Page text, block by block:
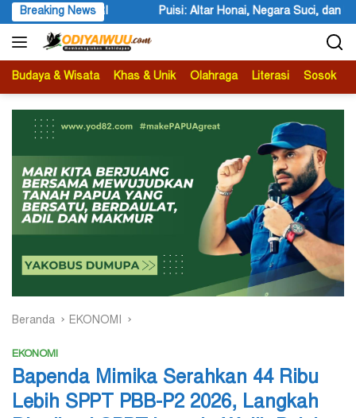
Langsung
ke
konten
Breaking News
Negara Suci, dan Utusan Langit Karya Siswa dan Siswi SMA
Budaya & Wisata Khas & Unik Olahraga Literasi Sosok
Beranda EKONOMI
EKONOMI
Bapenda Mimika Serahkan 44 Ribu
Lebih SPPT PBB-P2 2026, Langkah